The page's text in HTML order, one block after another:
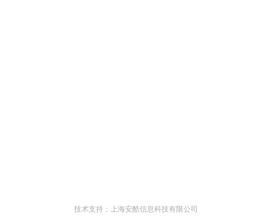
技术支持：上海安酷信息科技有限公司